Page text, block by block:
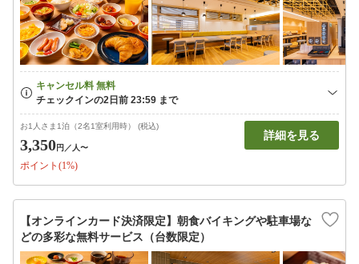
お1人さま1泊（2名1室利用時） (税込)
3,350円 ／人〜
ポイント(1%)
詳細を見る
【オンラインカード決済限定】朝食バイキングや駐車場な
どの多彩な無料サービス（台数限定）